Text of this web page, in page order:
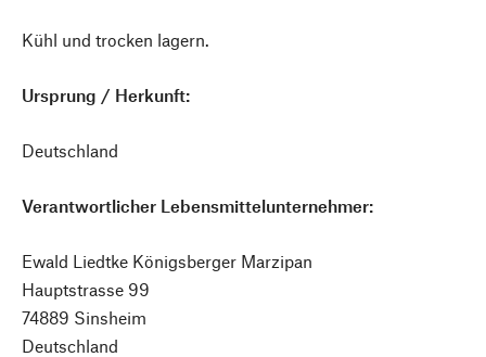
Kühl und trocken lagern.
Ursprung / Herkunft:
Deutschland
Verantwortlicher Lebensmittelunternehmer:
Ewald Liedtke Königsberger Marzipan
Hauptstrasse 99
74889 Sinsheim
Deutschland